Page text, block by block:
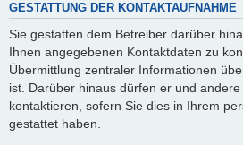
GESTATTUNG DER KONTAKTAUFNAHME
Sie gestatten dem Betreiber darüber
Ihnen angegebenen Kontaktdaten zu
Übermittlung zentraler Informationen
ist. Darüber hinaus dürfen er und
kontaktieren, sofern Sie dies in Ihrem
gestattet haben.